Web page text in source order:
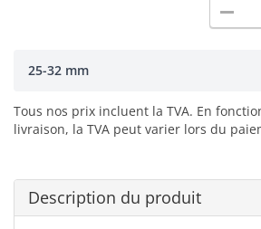
remove
25-32 mm
Tous nos prix incluent la TVA. En
livraison, la TVA peut varier lors du
Description du produit